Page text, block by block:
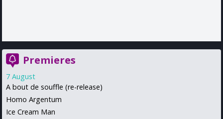
Premieres
7 August
A bout de souffle (re-release)
Homo Argentum
Ice Cream Man